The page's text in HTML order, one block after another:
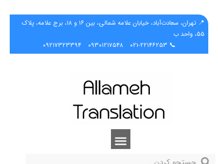
📍 تهران، سعادت‌آباد، خیابان علامه شمالی، بین ۱۶ و ۱۸، برج علامه، پلاک
۵۵، واحد ب
📞 ۰۲۱-۲۲۱۴۶۲۵۳
۰۹۳۰۱۲۱۷۵۴۸ ۰۹۲۱۷۳۲۳۳۹۴